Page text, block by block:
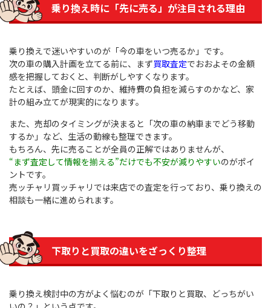
乗り換え時に「先に売る」が注目される理由
乗り換えで迷いやすいのが「今の車をいつ売るか」です。
次の車の購入計画を立てる前に、まず買取査定でおおよその金額
感を把握しておくと、判断がしやすくなります。
たとえば、頭金に回すのか、維持費の負担を減らすのかなど、家
計の組み立てが現実的になります。
また、売却のタイミングが決まると「次の車の納車までどう移動
するか」など、生活の動線も整理できます。
もちろん、先に売ることが全員の正解ではありませんが、
“まず査定して情報を揃える”だけでも不安が減りやすいのがポイ
ントです。
売ッチャリ買ッチャリでは来店での査定を行っており、乗り換えの
相談も一緒に進められます。
下取りと買取の違いをざっくり整理
乗り換え検討中の方がよく悩むのが「下取りと買取、どっちがい